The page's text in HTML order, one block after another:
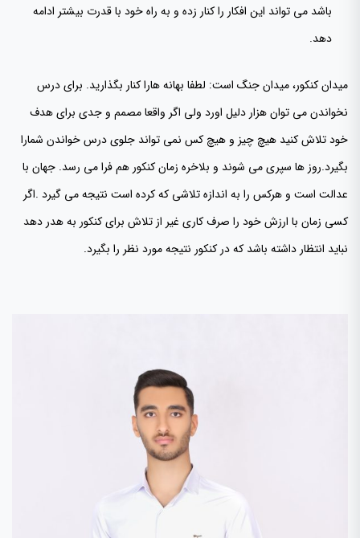
باشد می تواند این افکار را کنار زده و به راه خود با قدرت بیشتر ادامه
دهد.
میدان کنکور، میدان جنگ است: لطفا بهانه هارا کنار بگذارید. برای درس
نخواندن می توان هزار دلیل اورد ولی اگر واقعا مصمم و جدی برای هدف
خود تلاش کنید هیچ چیز و هیچ کس نمی تواند جلوی درس خواندن شمارا
بگیرد.روز ها سپری می شوند و بلاخره زمان کنکور هم فرا می رسد. جهان با
عدالت است و هرکس را به اندازه تلاشی که کرده است نتیجه می گیرد .اگر
کسی زمان با ارزش خود را صرف کاری غیر از تلاش برای کنکور به هدر دهد
نباید انتظار داشته باشد که در کنکور نتیجه مورد نظر را بگیرد.